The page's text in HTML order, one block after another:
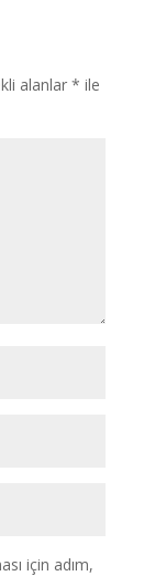
alanlar * ile
için adım,